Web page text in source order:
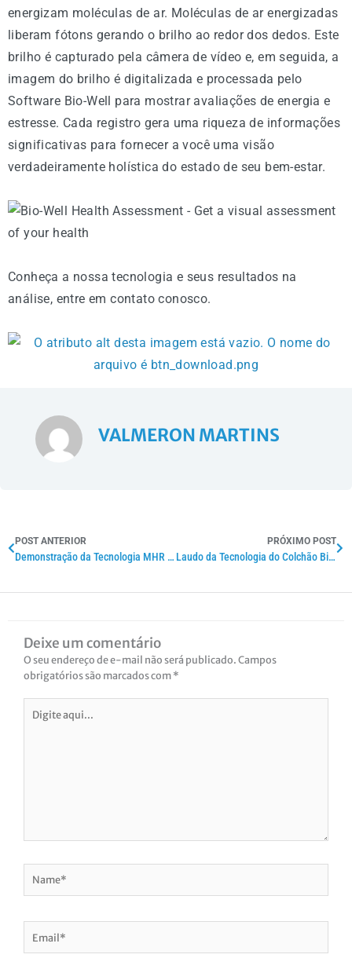
energizam moléculas de ar. Moléculas de ar energizadas
liberam fótons gerando o brilho ao redor dos dedos. Este
brilho é capturado pela câmera de vídeo e, em seguida, a
imagem do brilho é digitalizada e processada pelo
Software Bio-Well para mostrar avaliações de energia e
estresse. Cada registro gera uma riqueza de informações
significativas para fornecer a você uma visão
verdadeiramente holística do estado de seu bem-estar.
Conheça a nossa tecnologia e seus resultados na
análise, entre em contato conosco.
VALMERON MARTINS
POST ANTERIOR
Demonstração da Tecnologia MHR em plantação de Batatas
PRÓXIMO POST
Laudo da Tecnologia do Colchão Bioquântico MHR/ECOTURB utilizando Sistema Bioeletrografia Digital Biowell
Deixe um comentário
O seu endereço de e-mail não será publicado.Campos
obrigatórios são marcados com*
aqui...